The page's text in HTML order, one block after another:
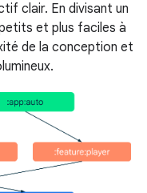
clair. En divisant un
et plus faciles à
de la conception et